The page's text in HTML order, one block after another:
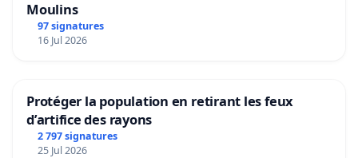
Moulins
97 signatures
16 Jul 2026
Protéger la population en retirant les feux
d’artifice des rayons
2 797 signatures
25 Jul 2026